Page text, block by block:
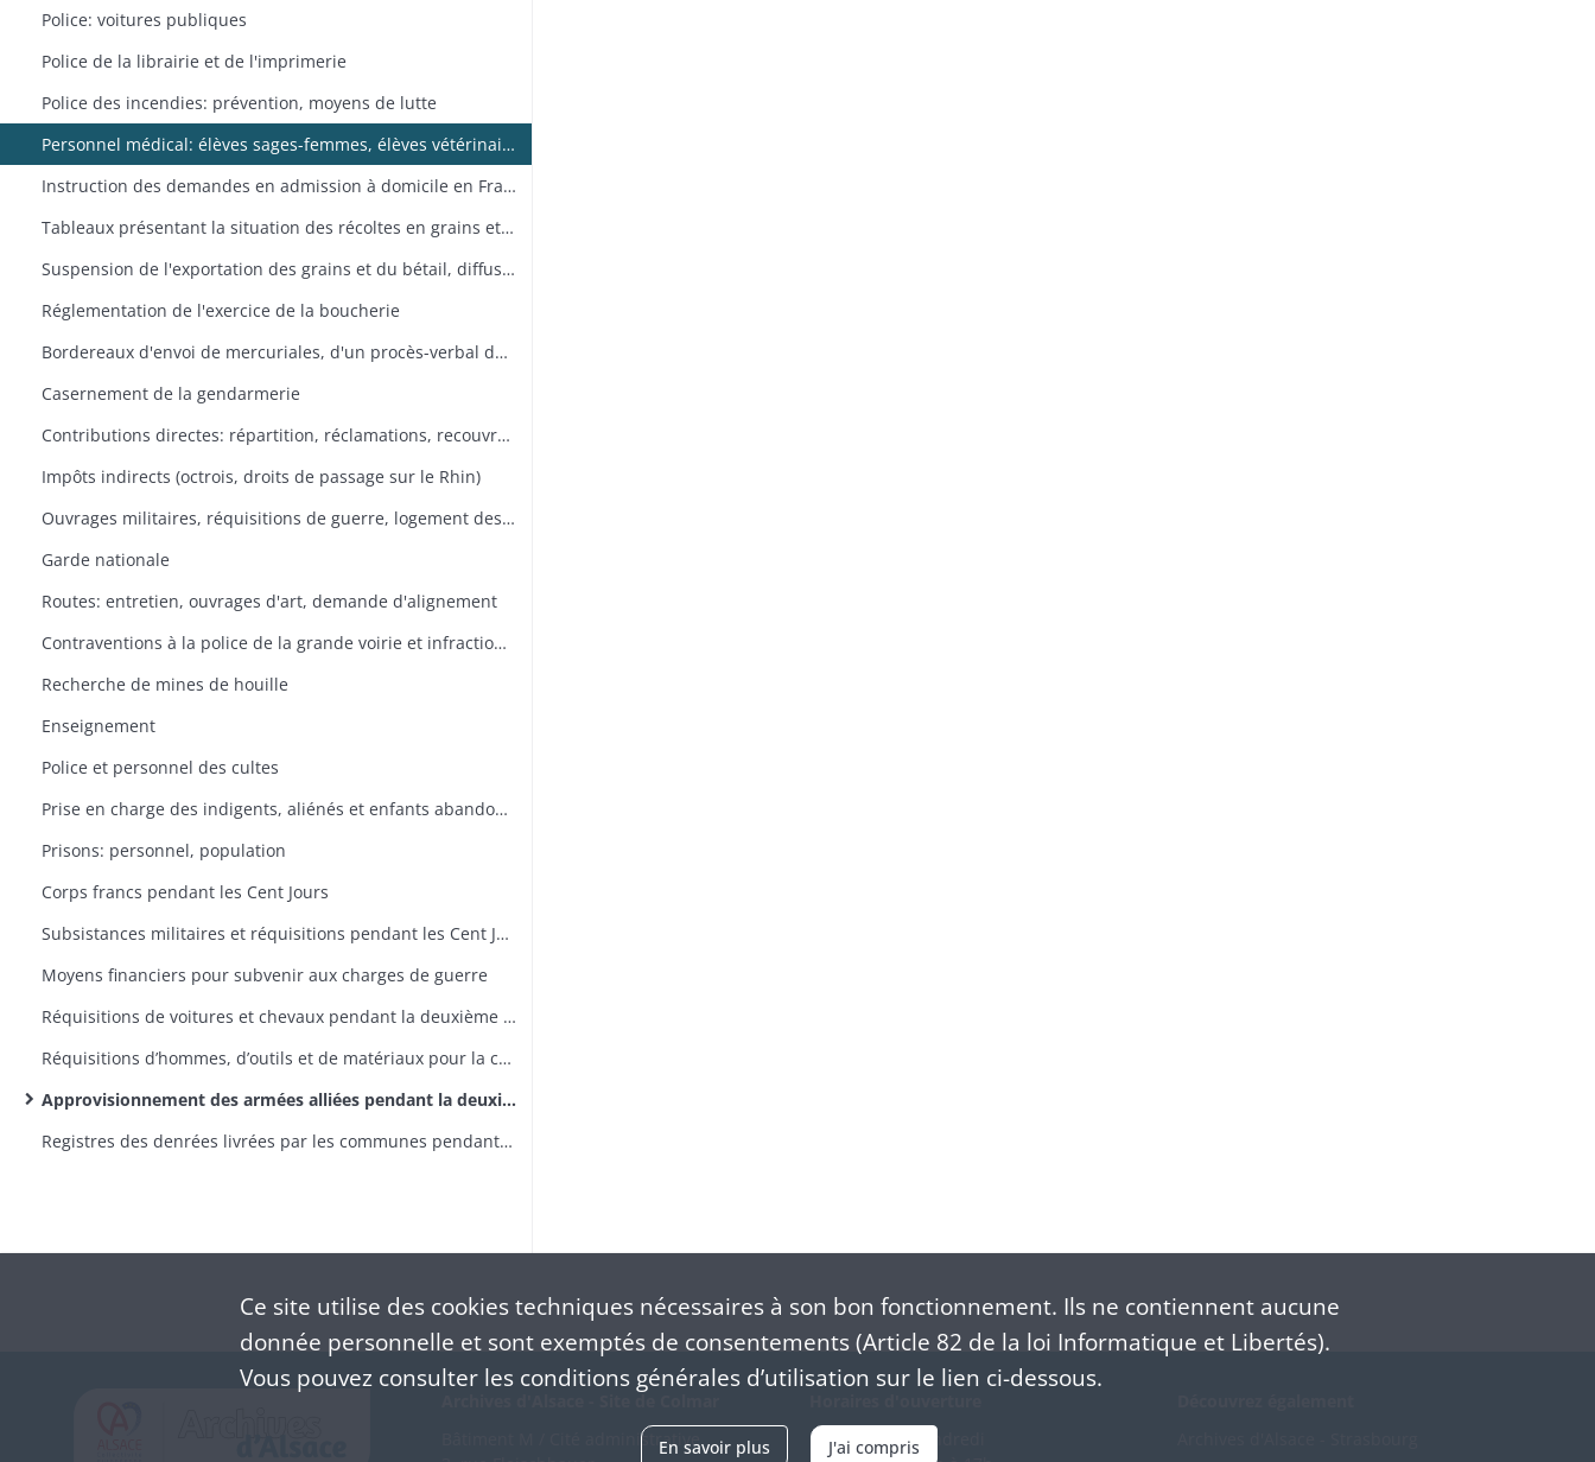
Police: voitures publiques
Police de la librairie et de l'imprimerie
Police des incendies: prévention, moyens de lutte
Personnel médical: élèves sages-femmes, élèves vétérinaires, personnel autorisé à exercer, exercice illégal de la médecine
Instruction des demandes en admission à domicile en France et en naturalisation
Tableaux présentant la situation des récoltes en grains et farineux, les ressources en fourrages de l'arrondissement et les prévisions de consommation
Suspension de l'exportation des grains et du bétail, diffusion d'une instruction sur le moyen de suppléer au manque de fourrages
Réglementation de l'exercice de la boucherie
Bordereaux d'envoi de mercuriales, d'un procès-verbal de recensement de la population et d'états du mouvement de la population
Casernement de la gendarmerie
Contributions directes: répartition, réclamations, recouvrement
Impôts indirects (octrois, droits de passage sur le Rhin)
Ouvrages militaires, réquisitions de guerre, logement des troupes
Garde nationale
Routes: entretien, ouvrages d'art, demande d'alignement
Contraventions à la police de la grande voirie et infractions aux règlements de police des canaux et des rivières navigables
Recherche de mines de houille
Enseignement
Police et personnel des cultes
Prise en charge des indigents, aliénés et enfants abandonnés
Prisons: personnel, population
Corps francs pendant les Cent Jours
Subsistances militaires et réquisitions pendant les Cent Jours
Moyens financiers pour subvenir aux charges de guerre
Réquisitions de voitures et chevaux pendant la deuxième invasion
Réquisitions d’hommes, d’outils et de matériaux pour la construction de ponts sur le Rhin et les travaux du siège de Huningue pendant la deuxième invasion
Approvisionnement des armées alliées pendant la deuxième invasion
Registres des denrées livrées par les communes pendant la deuxième invasion (3 registres)
Bâtiment M / Cité administrative
Du mardi au vendredi
Ce site utilise des cookiestechniques nécessaires à son bon fonctionnement. Ils ne contiennent aucune
donnée personnelle et sont exemptés de consentements (Article 82 de la loi Informatique et Libertés).
Vous pouvez consulter les conditions générales d’utilisation sur le lien ci-dessous.
En savoir plus J'ai compris